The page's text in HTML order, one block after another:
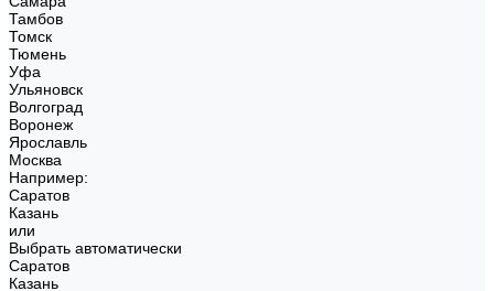
Тамбов
Томск
Тюмень
Уфа
Ульяновск
Волгоград
Воронеж
Ярославль
Москва
Например:
Саратов
Казань
или
Выбрать автоматически
Саратов
Казань